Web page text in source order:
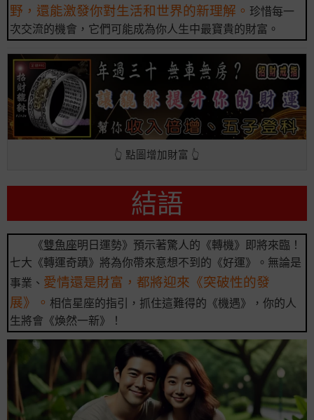
野，還能激發你對生活和世界的新理解。 珍惜每一
次交流的機會，它們可能成為你人生中最寶貴的財富。
👆 點圖增加財富 👆
結語
《雙魚座明日運勢》預示著驚人的《轉機》即將來臨！
七大《轉運奇蹟》將為你帶來意想不到的《好運》。無論是
事業、 愛情還是財富，都將迎來《突破性的發
展》。 相信星座的指引，抓住這難得的《機遇》，你的人
生將會《煥然一新》！